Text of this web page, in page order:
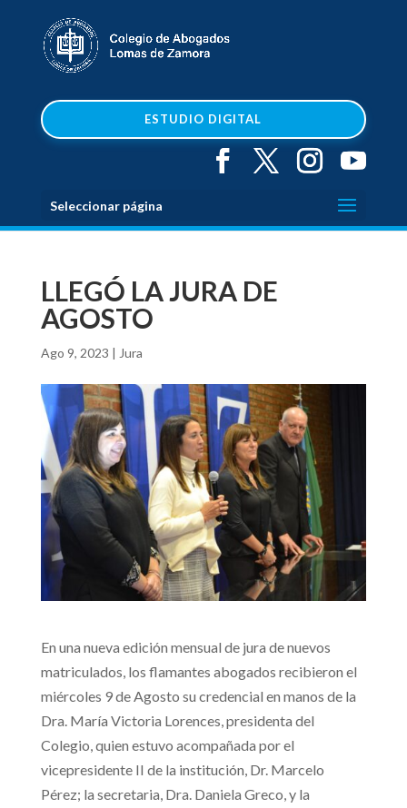
ESTUDIO DIGITAL
Seleccionar página
LLEGÓ LA JURA DE
AGOSTO
Ago 9, 2023 | Jura
En una nueva edición mensual de jura de nuevos
matriculados, los flamantes abogados recibieron el
miércoles 9 de Agosto su credencial en manos de la
Dra. María Victoria Lorences, presidenta del
Colegio, quien estuvo acompañada por el
vicepresidente II de la institución, Dr. Marcelo
Pérez; la secretaria, Dra. Daniela Greco, y la